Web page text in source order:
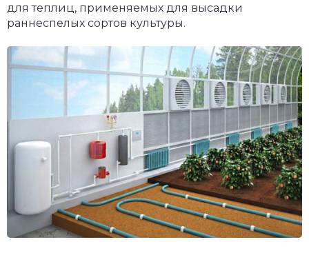
для теплиц, применяемых для высадки
раннеспелых сортов культуры.